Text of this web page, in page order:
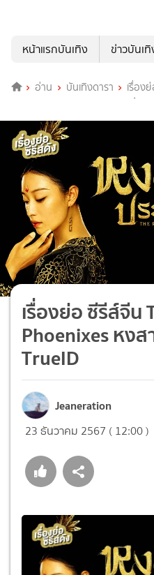
หน้าแรกบันเทิง
ข่าวบันเทิ
อ่าน บันเทิงดารา เรื่อง
The Rise of Phoenixes หงสาประก
เรื่องย่อ ซีรีส์จีน
Phoenixes หง
TrueID
Jeaneration
23 ธันวาคม 2567 ( 12:00 )